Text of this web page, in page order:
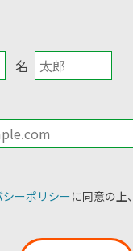
名
ーポリシーに同意の上